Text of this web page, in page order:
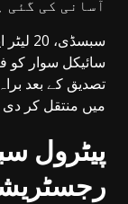
آسانی کی گئی
سائیکل سوار کو
تصدیق کے بعد
میں منتقل کر
پیٹرول